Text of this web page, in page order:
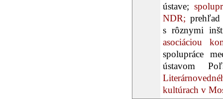
ústave;
NDR;
s rôznymi
asociáciou
spolupráce
ústavom
kultúrach v